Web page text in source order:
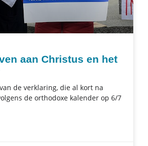
aan Christus en het
de verklaring, die al kort na
de orthodoxe kalender op 6/7